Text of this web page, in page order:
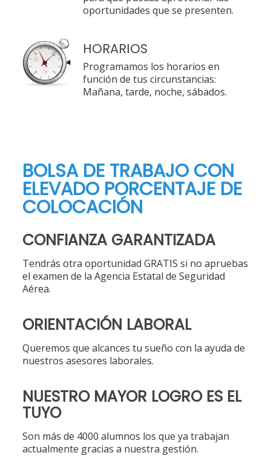
oportunidades que se presenten.
HORARIOS
Programamos los horarios en
función de tus circunstancias:
Mañana, tarde, noche, sábados.
BOLSA DE TRABAJO CON
ELEVADO PORCENTAJE DE
COLOCACIÓN
CONFIANZA GARANTIZADA
Tendrás otra oportunidad GRATIS si no apruebas
el examen de la Agencia Estatal de Seguridad
Aérea.
ORIENTACIÓN LABORAL
Queremos que alcances tu sueño con la ayuda de
nuestros asesores laborales.
NUESTRO MAYOR LOGRO ES EL
TUYO
Son más de 4000 alumnos los que ya trabajan
actualmente gracias a nuestra gestión.